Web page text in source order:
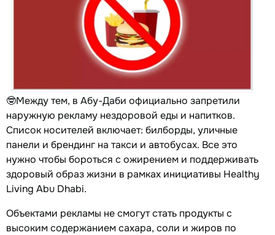
🤓Между тем, в Абу-Даби официально запретили
наружную рекламу нездоровой еды и напитков.
Список носителей включает: билборды, уличные
панели и брендинг на такси и автобусах. Все это
нужно чтобы бороться с ожирением и поддерживать
здоровый образ жизни в рамках инициативы Healthy
Living Abu Dhabi.
Объектами рекламы не смогут стать продукты с
высоким содержанием сахара, соли и жиров по